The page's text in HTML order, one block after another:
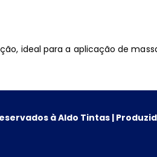
ideal para a aplicação de
à Aldo Tintas |